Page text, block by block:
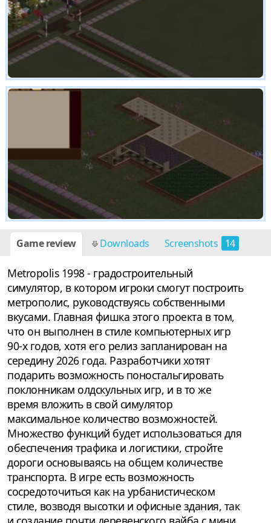
Game review Downloads Screenshots 14
Metropolis 1998 - градостроительный
симулятор, в котором игроки смогут построить
метрополис, руководствуясь собственными
вкусами. Главная фишка этого проекта в том,
что он выполнен в стиле компьютерных игр
90-х годов, хотя его релиз запланирован на
середину 2026 года. Разработчики хотят
подарить возможность поностальгировать
поклонникам олдскульных игр, и в то же
время вложить в свой симулятор
максимальное количество возможностей.
Множество функций будет использоваться для
обеспечения трафика и логистики, стройте
дороги основываясь на общем количестве
транспорта. В игре есть возможность
сосредоточиться как на урбанистическом
стиле, возводя высотки и офисные здания, так